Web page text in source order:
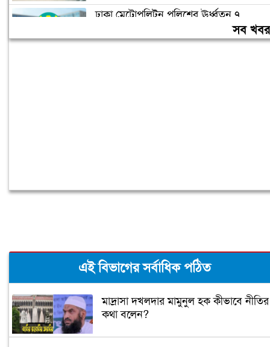
ঢাকা মেট্রোপলিটন পুলিশের ঊর্ধ্বতন ৭
সব
এই বিভাগের সর্বাধিক পঠিত
মাদ্রাসা দখলদার মামুনুল হক কীভাবে নীতির
কথা বলেন?